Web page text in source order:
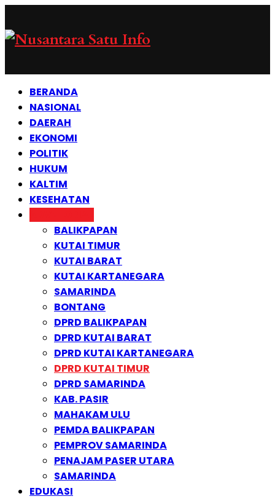
BERANDA
NASIONAL
DAERAH
EKONOMI
POLITIK
HUKUM
KALTIM
KESEHATAN
BALIKPAPAN
KUTAI TIMUR
KUTAI BARAT
KUTAI KARTANEGARA
SAMARINDA
BONTANG
DPRD BALIKPAPAN
DPRD KUTAI BARAT
DPRD KUTAI KARTANEGARA
DPRD KUTAI TIMUR
DPRD SAMARINDA
KAB. PASIR
MAHAKAM ULU
PEMDA BALIKPAPAN
PEMPROV SAMARINDA
PENAJAM PASER UTARA
SAMARINDA
EDUKASI